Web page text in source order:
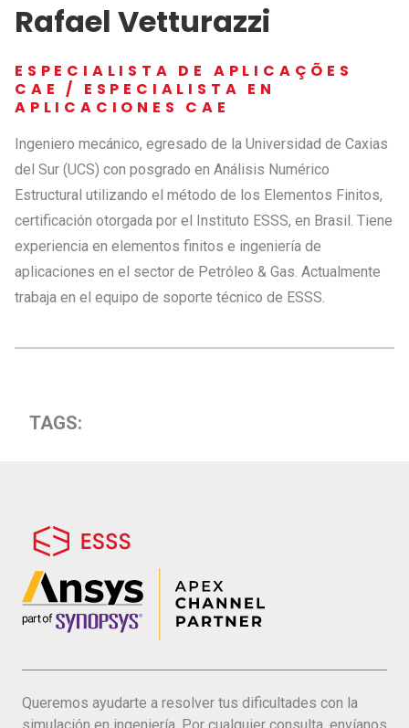
Rafael Vetturazzi
ESPECIALISTA DE APLICAÇÕES
CAE / ESPECIALISTA EN
APLICACIONES CAE
Ingeniero mecánico, egresado de la Universidad de Caxias
del Sur (UCS) con posgrado en Análisis Numérico
Estructural utilizando el método de los Elementos Finitos,
certificación otorgada por el Instituto ESSS, en Brasil. Tiene
experiencia en elementos finitos e ingeniería de
aplicaciones en el sector de Petróleo & Gas. Actualmente
trabaja en el equipo de soporte técnico de ESSS.
TAGS:
Queremos ayudarte a resolver tus dificultades con la